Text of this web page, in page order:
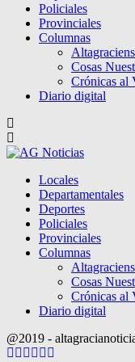
Policiales
Provinciales
Columnas
Cosas
Crónicas al
Diario digital
Locales
Departamentales
Deportes
Policiales
Provinciales
Columnas
Cosas
Crónicas al
Diario digital
@2019 -
Facebook
Twitter
Instagram
Pinterest
Google